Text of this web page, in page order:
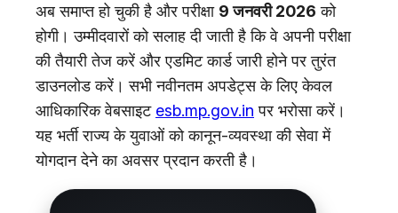
अब समाप्त हो चुकी है और परीक्षा 9 जनवरी 2026 को
होगी। उम्मीदवारों को सलाह दी जाती है कि वे अपनी परीक्षा
की तैयारी तेज करें और एडमिट कार्ड जारी होने पर तुरंत
डाउनलोड करें। सभी नवीनतम अपडेट्स के लिए केवल
आधिकारिक वेबसाइट esb.mp.gov.in पर भरोसा करें।
यह भर्ती राज्य के युवाओं को कानून-व्यवस्था की सेवा में
योगदान देने का अवसर प्रदान करती है।